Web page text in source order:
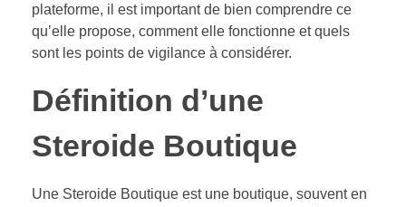
plateforme, il est important de bien comprendre ce
qu’elle propose, comment elle fonctionne et quels
sont les points de vigilance à considérer.
Définition d’une
Steroide Boutique
Une Steroide Boutique est une boutique, souvent en